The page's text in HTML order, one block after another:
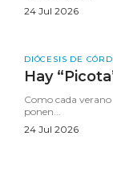
24 Jul 2026
DIÓCESIS DE
Hay
Como cada
ponen...
24 Jul 2026